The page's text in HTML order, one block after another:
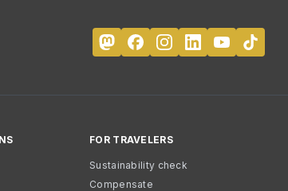
FOR TRAVELERS
Sustainability check
Compensate